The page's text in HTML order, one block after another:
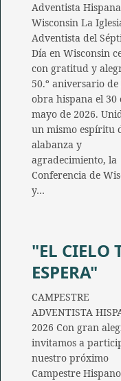
Adventista
Wisconsin La
Adventista del
Día en Wisconsin
con gratitud y
50.º aniversario de
obra hispana el 30
mayo de 2026.
un mismo espíritu
alabanza y
agradecimiento, la
Conferencia de
y…
"EL CIELO
ESPERA"
CAMPESTRE
ADVENTISTA
2026 Con gran
invitamos a
nuestro próximo
Campestre